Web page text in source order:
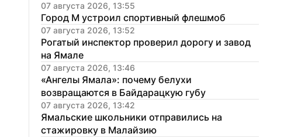
07 августа 2026, 13:55
Город М устроил спортивный флешмоб
07 августа 2026, 13:52
Рогатый инспектор проверил дорогу и завод
на Ямале
07 августа 2026, 13:46
«Ангелы Ямала»: почему белухи
возвращаются в Байдарацкую губу
07 августа 2026, 13:42
Ямальские школьники отправились на
стажировку в Малайзию